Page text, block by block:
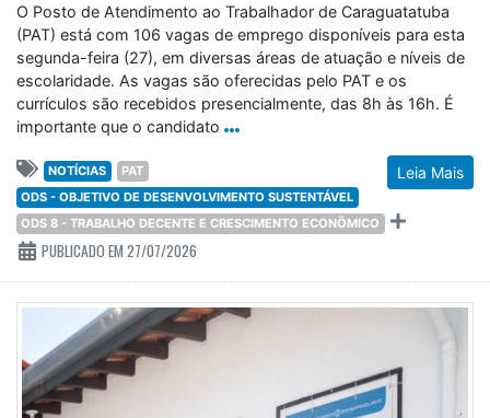
O Posto de Atendimento ao Trabalhador de Caraguatatuba
(PAT) está com 106 vagas de emprego disponíveis para esta
segunda-feira (27), em diversas áreas de atuação e níveis de
escolaridade. As vagas são oferecidas pelo PAT e os
currículos são recebidos presencialmente, das 8h às 16h. É
importante que o candidato
Leia Mais
NOTÍCIAS
PAT
ODS - OBJETIVO DE DESENVOLVIMENTO SUSTENTÁVEL
ODS 8 - TRABALHO DECENTE E CRESCIMENTO ECONÔMICO
PUBLICADO EM 27/07/2026